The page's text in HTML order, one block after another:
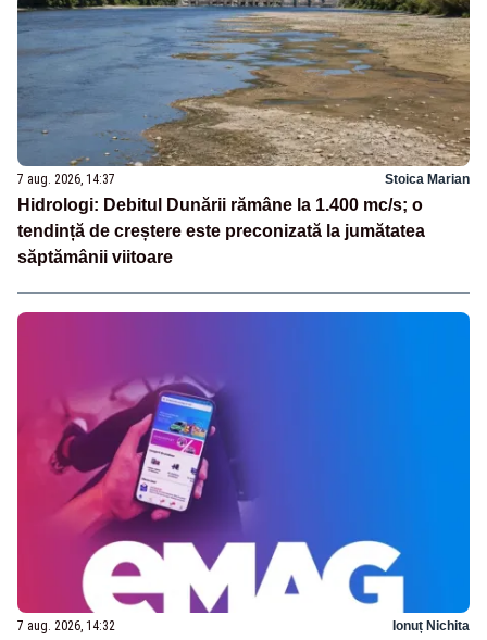
7 aug. 2026, 14:37 Stoica Marian
Hidrologi: Debitul Dunării rămâne la 1.400 mc/s; o
tendință de creștere este preconizată la jumătatea
săptămânii viitoare
7 aug. 2026, 14:32 Ionuț Nichita